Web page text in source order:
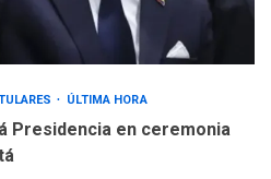
ÚLTIMA HORA
Presidencia en ceremonia